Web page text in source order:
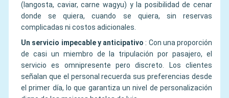
(langosta, caviar, carne wagyu) y la posibilidad de cenar
donde se quiera, cuando se quiera, sin reservas
complicadas ni costos adicionales.
Un servicio impecable y anticipativo : Con una proporción
de casi un miembro de la tripulación por pasajero, el
servicio es omnipresente pero discreto. Los clientes
señalan que el personal recuerda sus preferencias desde
el primer día, lo que garantiza un nivel de personalización